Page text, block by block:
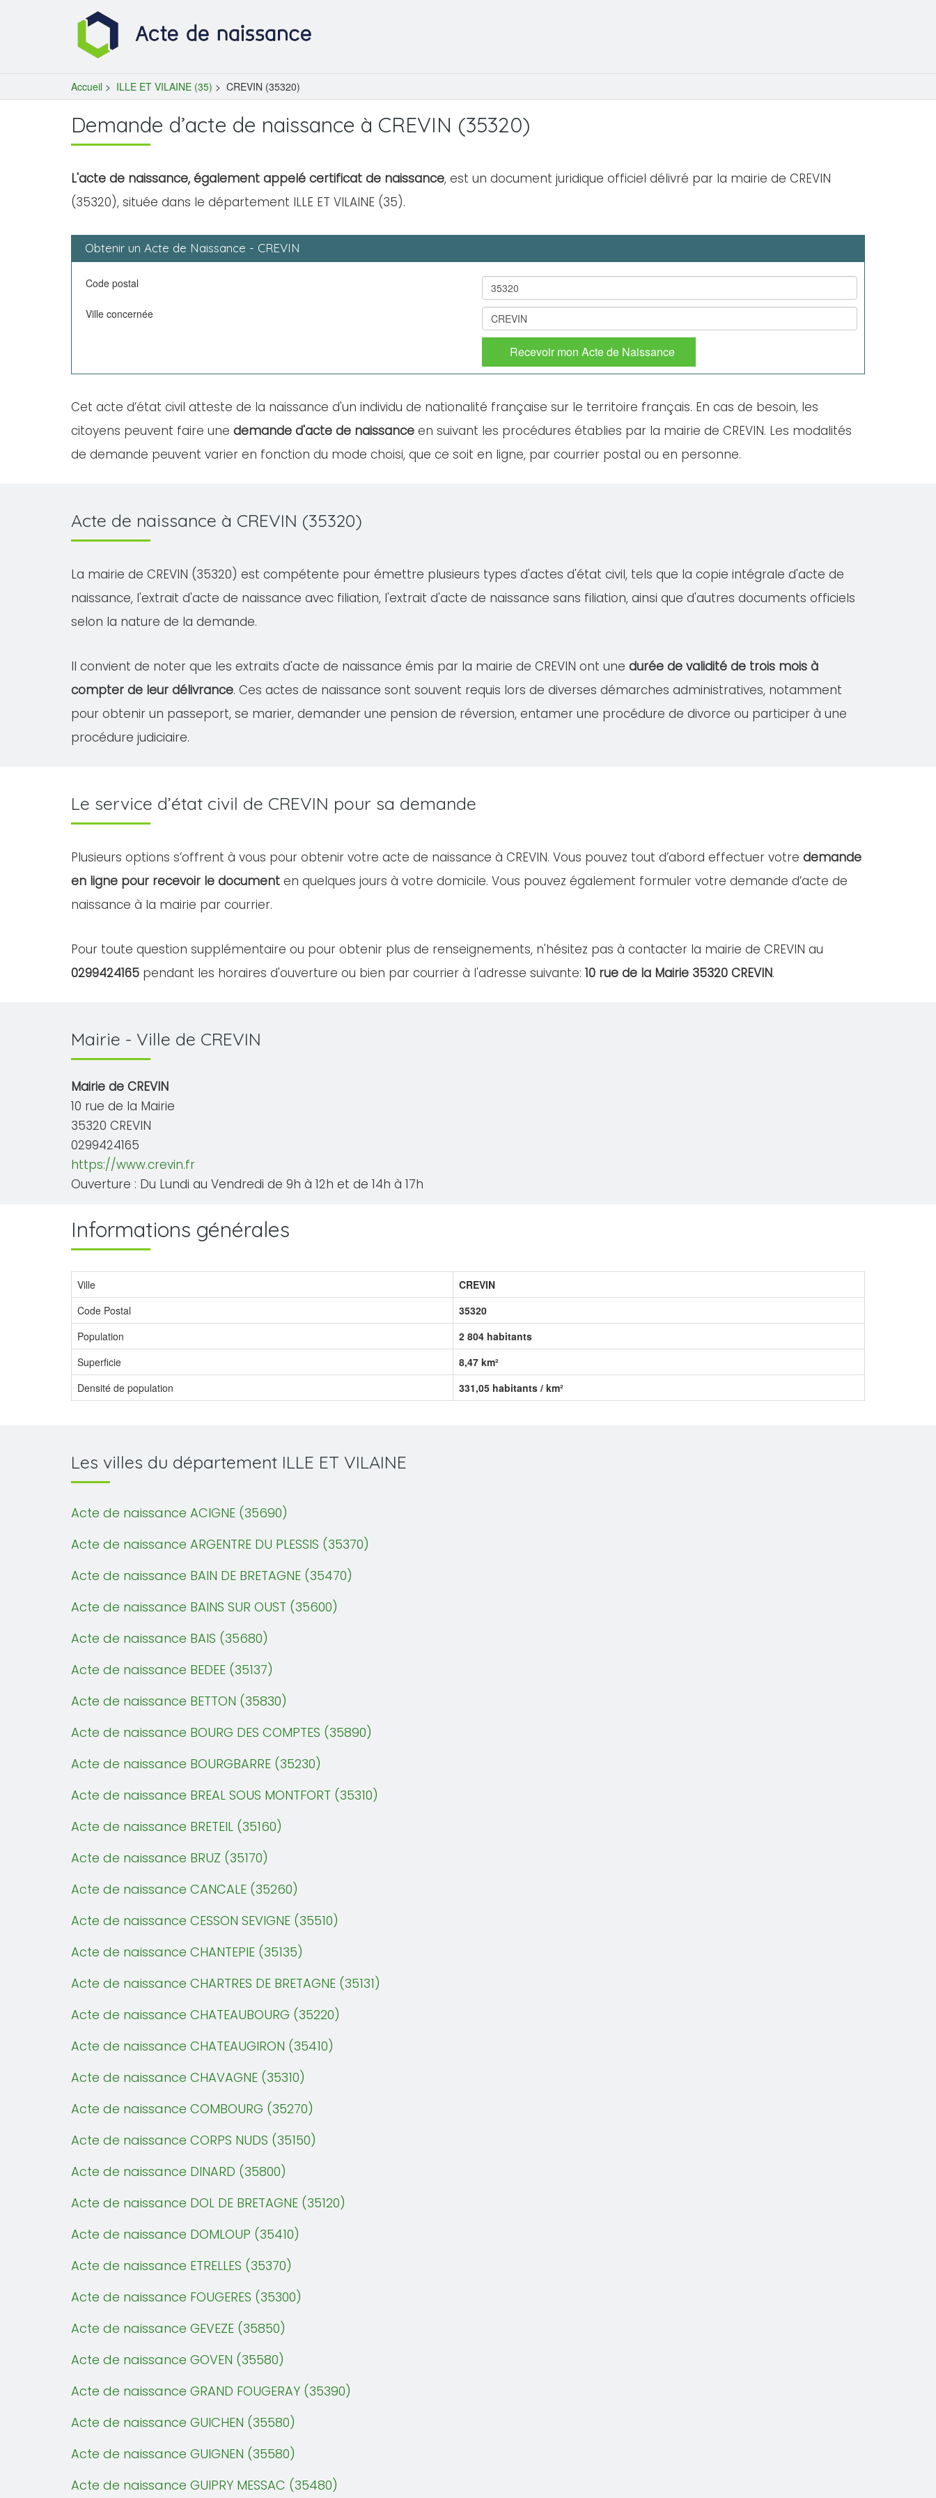
Accueil > ILLE ET VILAINE (35) > CREVIN (35320)
Demande d’acte de naissance à CREVIN (35320)
L'acte de naissance, également appelé certificat de naissance, est un document juridique officiel délivré par la mairie de CREVIN
(35320), située dans le département ILLE ET VILAINE (35).
Obtenir un Acte de Naissance - CREVIN
Code postal
Ville concernée
Recevoir mon Acte de Naissance
Cet acte d’état civil atteste de la naissance d'un individu de nationalité française sur le territoire français. En cas de besoin, les
citoyens peuvent faire une demande d'acte de naissance en suivant les procédures établies par la mairie de CREVIN. Les modalités
de demande peuvent varier en fonction du mode choisi, que ce soit en ligne, par courrier postal ou en personne.
Acte de naissance à CREVIN (35320)
La mairie de CREVIN (35320) est compétente pour émettre plusieurs types d'actes d'état civil, tels que la copie intégrale d'acte de
naissance, l'extrait d'acte de naissance avec filiation, l'extrait d'acte de naissance sans filiation, ainsi que d'autres documents officiels
selon la nature de la demande.
Il convient de noter que les extraits d'acte de naissance émis par la mairie de CREVIN ont une durée de validité de trois mois à
compter de leur délivrance. Ces actes de naissance sont souvent requis lors de diverses démarches administratives, notamment
pour obtenir un passeport, se marier, demander une pension de réversion, entamer une procédure de divorce ou participer à une
procédure judiciaire.
Le service d’état civil de CREVIN pour sa demande
Plusieurs options s’offrent à vous pour obtenir votre acte de naissance à CREVIN. Vous pouvez tout d’abord effectuer votre demande
en ligne pour recevoir le document en quelques jours à votre domicile. Vous pouvez également formuler votre demande d’acte de
naissance à la mairie par courrier.
Pour toute question supplémentaire ou pour obtenir plus de renseignements, n'hésitez pas à contacter la mairie de CREVIN au
0299424165 pendant les horaires d'ouverture ou bien par courrier à l'adresse suivante: 10 rue de la Mairie 35320 CREVIN.
Mairie - Ville de CREVIN
Mairie de CREVIN
10 rue de la Mairie
35320 CREVIN
0299424165
https://www.crevin.fr
Ouverture : Du Lundi au Vendredi de 9h à 12h et de 14h à 17h
Informations générales
Ville
CREVIN
Code Postal
35320
Population
2 804 habitants
Superficie
8,47 km²
Densité de population
331,05 habitants / km²
Les villes du département ILLE ET VILAINE
Acte de naissance ACIGNE (35690)
Acte de naissance ARGENTRE DU PLESSIS (35370)
Acte de naissance BAIN DE BRETAGNE (35470)
Acte de naissance BAINS SUR OUST (35600)
Acte de naissance BAIS (35680)
Acte de naissance BEDEE (35137)
Acte de naissance BETTON (35830)
Acte de naissance BOURG DES COMPTES (35890)
Acte de naissance BOURGBARRE (35230)
Acte de naissance BREAL SOUS MONTFORT (35310)
Acte de naissance BRETEIL (35160)
Acte de naissance BRUZ (35170)
Acte de naissance CANCALE (35260)
Acte de naissance CESSON SEVIGNE (35510)
Acte de naissance CHANTEPIE (35135)
Acte de naissance CHARTRES DE BRETAGNE (35131)
Acte de naissance CHATEAUBOURG (35220)
Acte de naissance CHATEAUGIRON (35410)
Acte de naissance CHAVAGNE (35310)
Acte de naissance COMBOURG (35270)
Acte de naissance CORPS NUDS (35150)
Acte de naissance DINARD (35800)
Acte de naissance DOL DE BRETAGNE (35120)
Acte de naissance DOMLOUP (35410)
Acte de naissance ETRELLES (35370)
Acte de naissance FOUGERES (35300)
Acte de naissance GEVEZE (35850)
Acte de naissance GOVEN (35580)
Acte de naissance GRAND FOUGERAY (35390)
Acte de naissance GUICHEN (35580)
Acte de naissance GUIGNEN (35580)
Acte de naissance GUIPRY MESSAC (35480)